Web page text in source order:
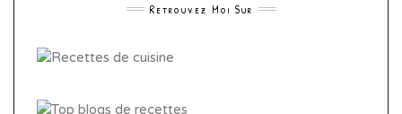
Retrouvez Moi Sur